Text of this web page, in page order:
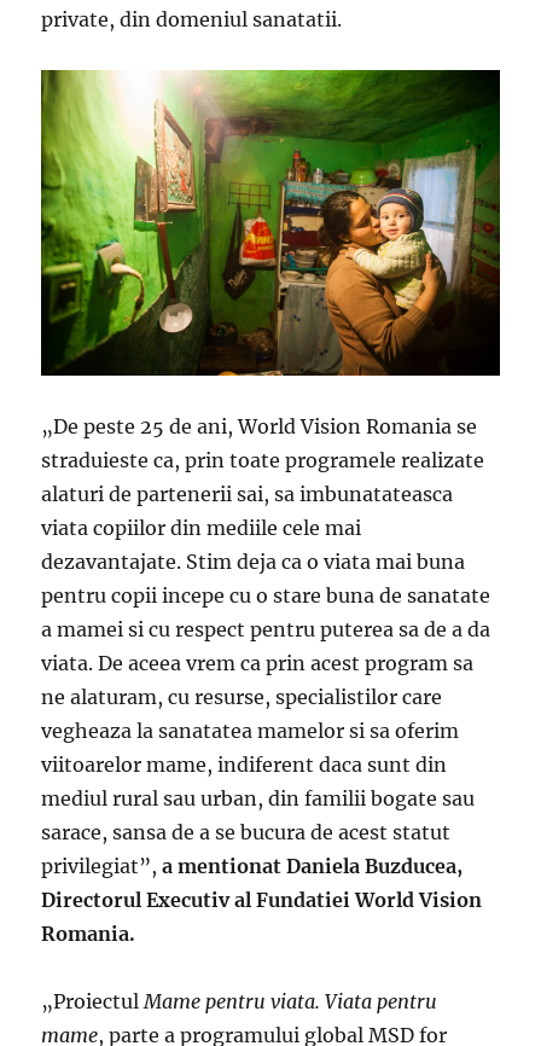
private, din domeniul sanatatii.
„De peste 25 de ani, World Vision Romania se
straduieste ca, prin toate programele realizate
alaturi de partenerii sai, sa imbunatateasca
viata copiilor din mediile cele mai
dezavantajate. Stim deja ca o viata mai buna
pentru copii incepe cu o stare buna de sanatate
a mamei si cu respect pentru puterea sa de a da
viata. De aceea vrem ca prin acest program sa
ne alaturam, cu resurse, specialistilor care
vegheaza la sanatatea mamelor si sa oferim
viitoarelor mame, indiferent daca sunt din
mediul rural sau urban, din familii bogate sau
sarace, sansa de a se bucura de acest statut
privilegiat”,a mentionat Daniela Buzducea,
Directorul Executiv al Fundatiei World Vision
Romania.
„Proiectul Mame pentru viata. Viata pentru
mame, parte a programului global MSD for